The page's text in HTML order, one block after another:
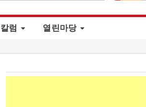
칼럼 열린마당